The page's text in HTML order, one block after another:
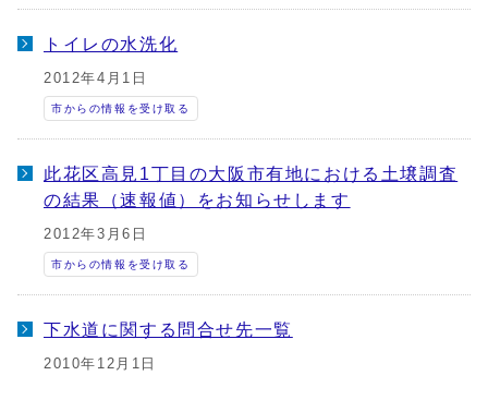
トイレの水洗化
2012年4月1日
市からの情報を受け取る
此花区高見1丁目の大阪市有地における土壌調査
の結果（速報値）をお知らせします
2012年3月6日
市からの情報を受け取る
下水道に関する問合せ先一覧
2010年12月1日